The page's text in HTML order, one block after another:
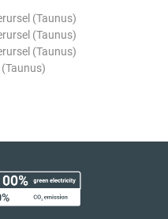
(Taunus)
(Taunus)
(Taunus)